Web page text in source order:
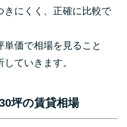
きにくく、正確に比較で
単価で相場を見ること
ていきます。
坪の賃貸相場